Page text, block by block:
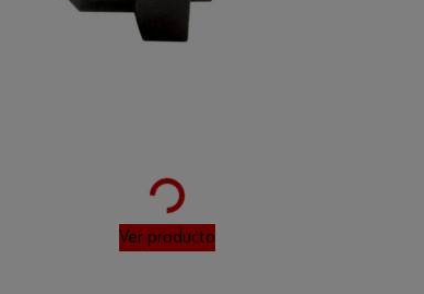
Loading...
Ver producto